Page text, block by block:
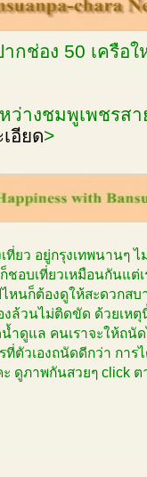
กช่อง 50 เครือ
ว่างชมพูเพชรส
อียด>
ยว อยู่กรุงเทพนานๆ
ชอบเที่ยวเหมือนกันแต่
หนก็ต้องดูให้สะดวกส
งล้วนไม่ติดขัด ด้วยเห
ำดูแล คนเราจะให้ถนั
ตัวเองถนัดดีกว่า การ
ดูภาพกันสวยๆ click ต